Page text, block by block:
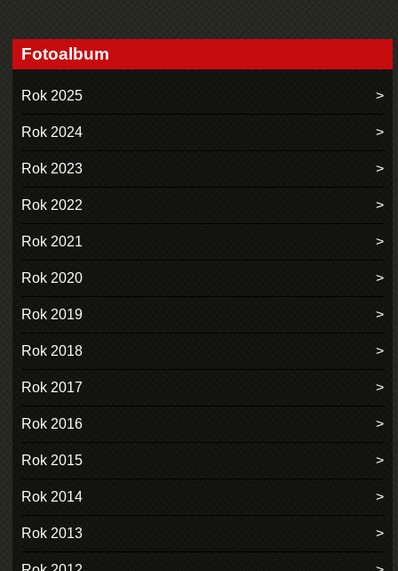
Fotoalbum
Rok 2025
Rok 2024
Rok 2023
Rok 2022
Rok 2021
Rok 2020
Rok 2019
Rok 2018
Rok 2017
Rok 2016
Rok 2015
Rok 2014
Rok 2013